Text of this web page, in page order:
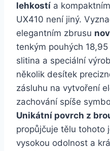
lehkostí a
UX410 není jiný.
elegantním zbrusu
tenkým pouhých
slitina a speciální
několik desítek
zásluhu na vytvoření
zachování spíše
Unikátní povrch z
propůjčuje tělu tohoto
vysokou odolnost a